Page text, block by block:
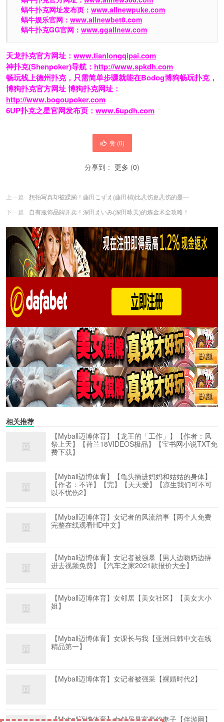
蜗牛扑克网址发布页： www.allnewpuke.com
蜗牛娱乐官网： www.allnewbet8.com
蜗牛扑克GG官网： www.ggallnew.com
天龙扑克官方网址： www.tianlongqipai.com
神扑克(Shenpoker)导航： http://www.spkdh.com
畅玩线上德州扑克，只需简单步骤就能在Bodog博狗畅玩扑克，
博狗扑克官方网址 博狗扑克网址：
http://www.bogoupoker.com
6UP扑克之星官网发布页： www.6updh.com
赞 (0)
分享到： 更多 (0)
上一篇
想拍写真却被蹂躏！藤田こずえ(藤田梢)比悲伤更悲伤的是⋯
下一篇
自有服饰品牌开卖！深田えいみ(深田咏美)的炼金术全攻略！
相关推荐
【Myball迈博体育】【龙王的「工作」】【作者：风
祭上天】【荷兰18VIDEOS极品】【宝书网小说TXT免
费下载】
【Myball迈博体育】【龟头插进妈妈和姑姑的身体】
【作者：不详】【完】【天天爱】【凉生我们可不可
以不忧伤2】
【Myball迈博体育】女记者的风流韵事【两个人免费
完整在线观看HD中文】
【Myball迈博体育】女记者被强暴【男人边吻奶边挵
进去视频免费】【汽车之家2021款报价大全】
【Myball迈博体育】女邻居【美女社区】【美女大小
姐】
【Myball迈博体育】女课长与我【亚洲日韩中文在线
精品第一】
【Myball迈博体育】女记者被强采【裸婚时代2】
【Myball迈博体育】女邻居是富豪的妻子【伴游网】